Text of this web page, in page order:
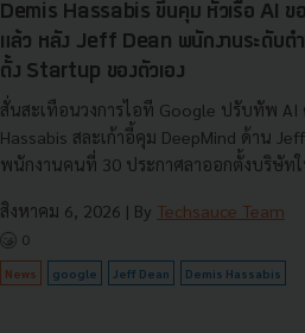
Demis Hassabis ขึ้นคุม หัวเรือ AI
แล้ว หลัง Jeff Dean พนักงานระดับตำ
ตั้ง Startup ของตัวเอง
สั่นสะเทือนวงการไอที Google ปรับทัพ AI
Hassabis สละเก้าอี้คุม DeepMind ด้าน
พนักงานคนที่ 30 ประกาศลาออกตั้งบริษัทใ
สิงหาคม 6, 2026 | By Techsauce Team
0
News google Jeff Dean Demis Hassabis